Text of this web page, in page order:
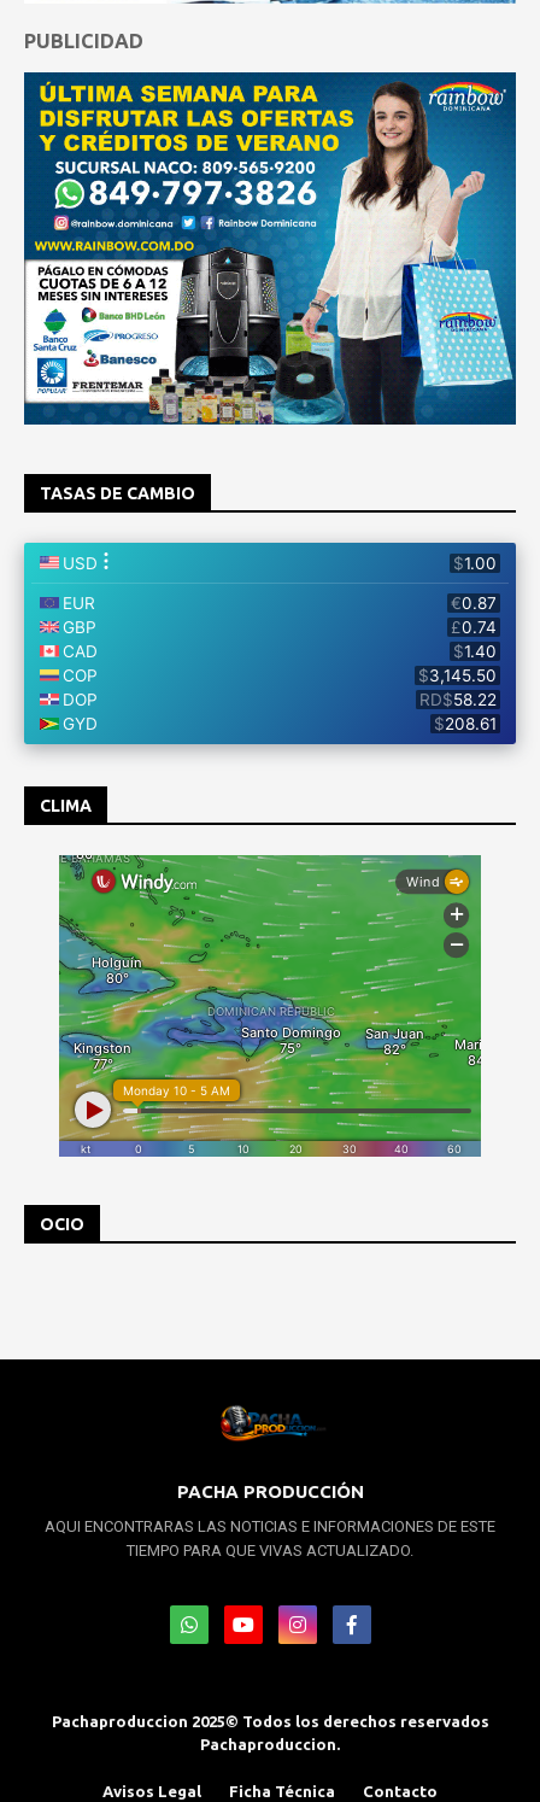
PUBLICIDAD
TASAS DE CAMBIO
CLIMA
OCIO
PACHA PRODUCCIÓN
AQUI ENCONTRARAS LAS NOTICIAS E INFORMACIONES DE ESTE
TIEMPO PARA QUE VIVAS ACTUALIZADO.
Pachaproduccion 2025© Todos los derechos reservados
Pachaproduccion.
Avisos Legal Ficha Técnica Contacto